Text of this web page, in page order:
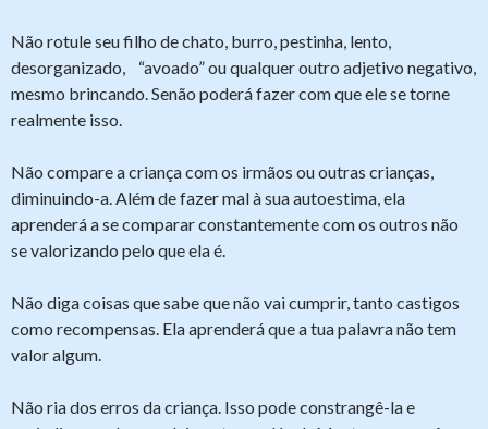
Não rotule seu filho de chato, burro, pestinha, lento,
desorganizado, “avoado” ou qualquer outro adjetivo negativo,
mesmo brincando. Senão poderá fazer com que ele se torne
realmente isso.
Não compare a criança com os irmãos ou outras crianças,
diminuindo-a. Além de fazer mal à sua autoestima, ela
aprenderá a se comparar constantemente com os outros não
se valorizando pelo que ela é.
Não diga coisas que sabe que não vai cumprir, tanto castigos
como recompensas. Ela aprenderá que a tua palavra não tem
valor algum.
Não ria dos erros da criança. Isso pode constrangê-la e